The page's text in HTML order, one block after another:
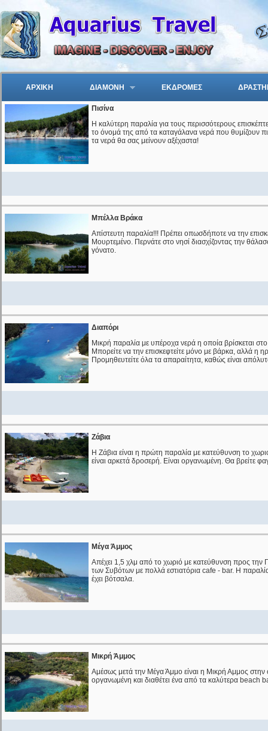
ΑΡΧΙΚΗ ΔΙΑΜΟΝΗ ΕΚΔΡΟΜΕΣ
Πισίνα
Η καλύτερη παραλία για τους περισσότερους
το όνομά της από τα καταγάλανα νερά που θυμίζουν
τα νερά θα σας μείνουν αξέχαστα!
Μπέλλα Βράκα
Απίστευτη παραλία!!! Πρέπει οπωσδήποτε να την
Μουρτεμένο. Περνάτε στο νησί διασχίζοντας την
γόνατο.
Διαπόρι
Μικρή παραλία με υπέροχα νερά η οποία βρίσκεται
Μπορείτε να την επισκεφτείτε μόνο με βάρκα, αλλά η
Προμηθευτείτε όλα τα απαραίτητα, καθώς είναι
Ζάβια
Η Ζάβια είναι η πρώτη παραλία με κατεύθυνση το
είναι αρκετά δροσερή. Είναι οργανωμένη. Θα βρείτε
Μέγα Άμμος
Απέχει 1,5 χλμ από το χωριό με κατεύθυνση προς την
των Συβότων με πολλά εστιατόρια cafe - bar. Η
έχει βότσαλα.
Μικρή Άμμος
Αμέσως μετά την Μέγα Άμμο είναι η Μικρή Αμμος στην
οργανωμένη και διαθέτει ένα από τα καλύτερα beach